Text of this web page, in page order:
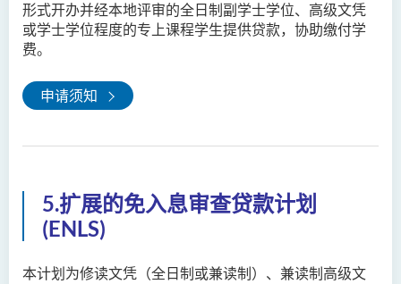
形式开办并经本地评审的全日制副学士学位、高级文凭
或学士学位程度的专上课程学生提供贷款，协助缴付学
费。
申请须知
5.扩展的免入息审查贷款计划
(ENLS)
本计划为修读文凭（全日制或兼读制）、兼读制高级文